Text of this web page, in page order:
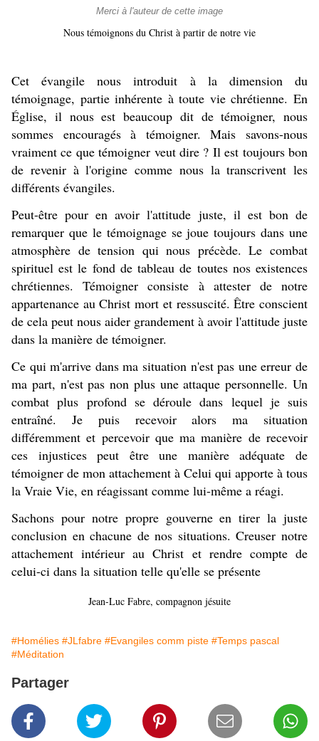
Merci à l'auteur de cette image
Nous témoignons du Christ à partir de notre vie
Cet évangile nous introduit à la dimension du
témoignage, partie inhérente à toute vie chrétienne. En
Église, il nous est beaucoup dit de témoigner, nous
sommes encouragés à témoigner. Mais savons-nous
vraiment ce que témoigner veut dire ? Il est toujours bon
de revenir à l'origine comme nous la transcrivent les
différents évangiles.
Peut-être pour en avoir l'attitude juste, il est bon de
remarquer que le témoignage se joue toujours dans une
atmosphère de tension qui nous précède. Le combat
spirituel est le fond de tableau de toutes nos existences
chrétiennes. Témoigner consiste à attester de notre
appartenance au Christ mort et ressuscité. Être conscient
de cela peut nous aider grandement à avoir l'attitude juste
dans la manière de témoigner.
Ce qui m'arrive dans ma situation n'est pas une erreur de
ma part, n'est pas non plus une attaque personnelle. Un
combat plus profond se déroule dans lequel je suis
entraîné. Je puis recevoir alors ma situation
différemment et percevoir que ma manière de recevoir
ces injustices peut être une manière adéquate de
témoigner de mon attachement à Celui qui apporte à tous
la Vraie Vie, en réagissant comme lui-même a réagi.
Sachons pour notre propre gouverne en tirer la juste
conclusion en chacune de nos situations. Creuser notre
attachement intérieur au Christ et rendre compte de
celui-ci dans la situation telle qu'elle se présente
Jean-Luc Fabre, compagnon jésuite
#Homélies #JLfabre #Evangiles comm piste #Temps pascal
#Méditation
Partager